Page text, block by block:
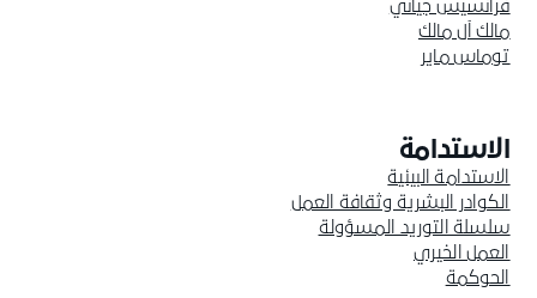
فرانسيس جياني
مالك آل مالك
توماس ماير
الاستدامة
الاستدامة البيئية
الكوادر البشرية وثقافة العمل
سلسلة التوريد المسؤولة
العمل الخيري
الحوكمة